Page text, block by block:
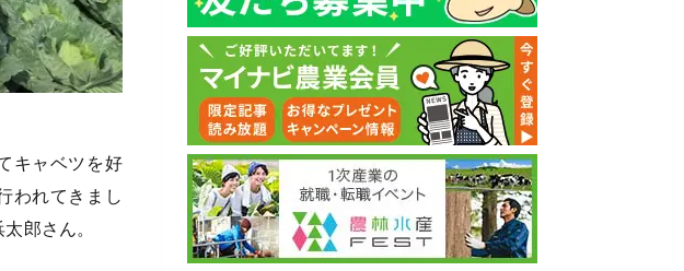
キャベツを好
われてきまし
郎さん。